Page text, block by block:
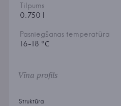
Tilpums
0.750 l
Pasniegšanas temperatūra
16-18 °С
Vīna profils
Struktūra